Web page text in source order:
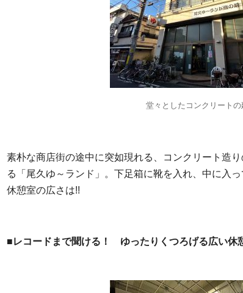
堂々としたコンクリートの
素朴な商店街の途中に突如現れる、コンクリート造
る「尾久ゆ～ランド」。下足箱に靴を入れ、中に入
休憩室の広さは!!
■レコードまで聞ける！ ゆったりくつろげる広い休